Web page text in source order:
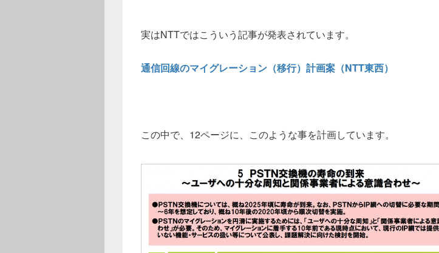
実はNTTではこういう記事が発表されています。
通信回線のマイグレーション（移行）計画案（NTT東西）
この中で、12ページに、このような事を計画しています。